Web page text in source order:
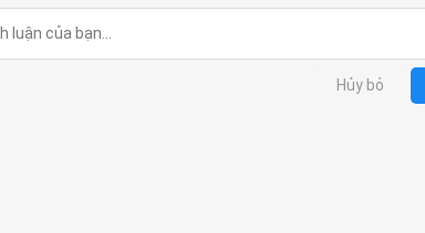
Hủy bỏ